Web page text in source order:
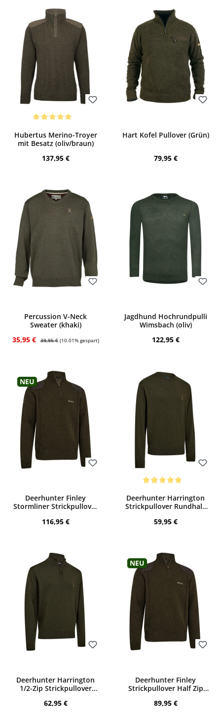
Bewerten
Hubertus Merino-Troyer
mit Besatz (oliv/braun)
Regulärer Preis:
137,95 €
Hart Kofel Pullover (Grün)
Regulärer Preis:
79,95 €
Percussion V-Neck
Sweater (khaki)
Verkaufspreis:
35,95 € Regulärer Preis:
39,95 € (10.01% gespart)
Jagdhund Hochrundpulli
Wimsbach (oliv)
Regulärer Preis:
122,95 €
Neu
Deerhunter Finley
Stormliner Strickpullover
Regulärer Preis:
116,95 €
Bewerten
Deerhunter Harrington
Strickpullover Rundhals
Regulärer Preis:
59,95 €
Deerhunter Harrington
1/2-Zip Strickpullover
Regulärer Preis:
62,95 €
Neu
Deerhunter Finley
Strickpullover Half Zip
Regulärer Preis:
89,95 €